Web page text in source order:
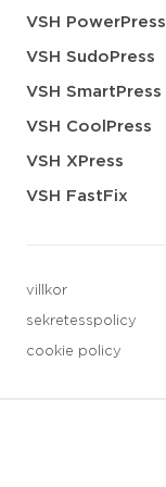
VSH PowerPress
VSH SudoPress
VSH SmartPress
VSH CoolPress
VSH XPress
VSH FastFix
villkor
sekretesspolicy
cookie policy